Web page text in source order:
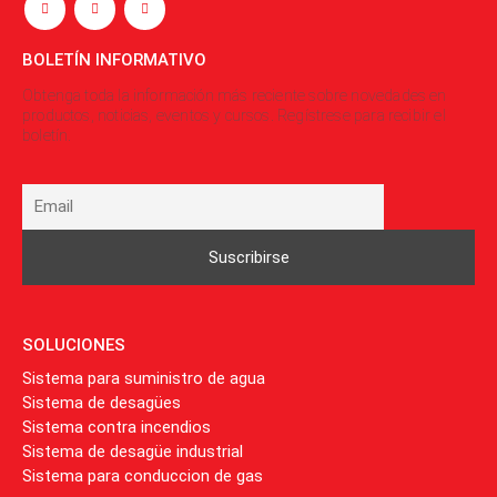
anilco@anilco.com.uy
BOLETÍN INFORMATIVO
Obtenga toda la información más reciente sobre novedades en
boletín.
SOLUCIONES
Sistema para suministro de agua
Sistema de desagües
Sistema contra incendios